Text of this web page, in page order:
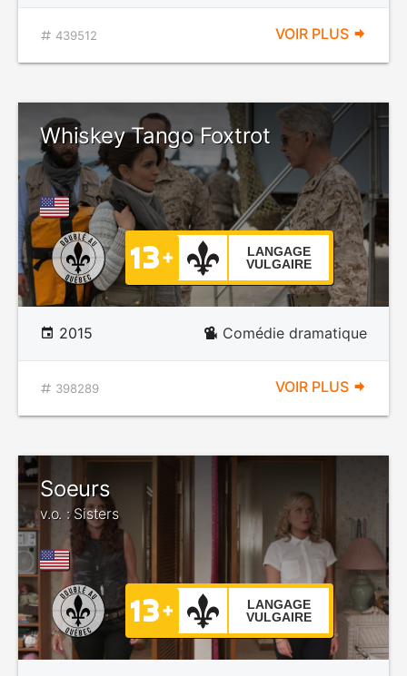
439512 VOIR PLUS
Whiskey Tango Foxtrot
LANGAGE
VULGAIRE
2015 Comédie dramatique
398289 VOIR PLUS
Soeurs
v.o. : Sisters
LANGAGE
VULGAIRE